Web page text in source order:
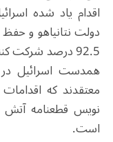
اقدام یاد شده
دولت نتانیاهو و
92.5 درصد شرکت
همدست اسرائیل در
معتقدند که
نویس قطعنامه
است.